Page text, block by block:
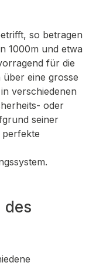
so betragen
1000m und etwa
für die
eine grosse
verschiedenen
oder
seiner
perfekte
des